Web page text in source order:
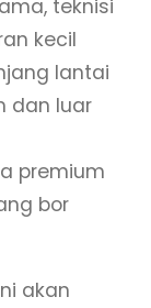
teknisi
kecil
lantai
dan luar
premium
bor
akan